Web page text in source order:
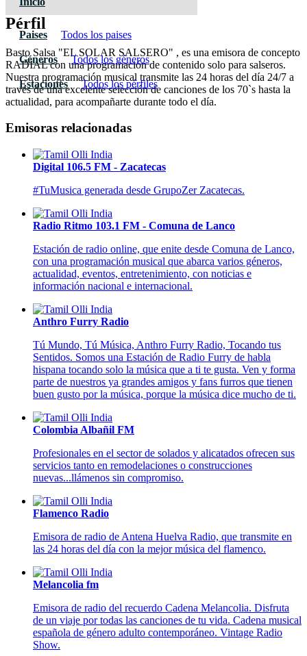
Paises Todos los paises
Géneros Todos los géneros
Estaciones Todos los pérfiles
Pérfil
Basto Salsa "EL SOLAR SALSERO" , es una emisora de concepto
RADIAL con una programación de contenido solo para salseros.
Nuestra programación musical transmite las 24 horas del día 24/7 a
través de una excelente selección de canciones de los 70`s hasta la
actualidad, para acompañarte durante todo el día.
Emisoras relacionadas
Digital 106.5 FM - Zacatecas
#TuMusica generada desde GrupoZer Zacatecas.
Radio Ritmo 103.1 FM - Comuna de Lanco
Estación de radio online, que enite desde Comuna de Lanco,
con una programación musical que abarca varios géneros,
actualidad, eventos, entretenimiento, con noticias e
información nacional e internacional.
Anthro Furry Radio
Tú Mundo, Tú Música, Anthro Furry Radio, Tocando tus
Sentidos. Somos una Estación de Radio Furry de habla
hispana tocando solo la música que a ti te gusta. Ven y forma
parte de nuestros ya grandes amigos y fans furros que tienen
buen gusto por la música, porque la música dice mucho de ti.
Colombia Albañil FM
Profesionales en el sector de solados y alicatados ofrecen sus
servicios tanto en remodelaciones o construcciones
nuevas...llámenos sin compromiso.
Flamenco Radio
Emisora de radio de Antena Huelva Radio, que transmite en
las 24 horas del día con la mejor música del flamenco.
Melancolia fm
Emisora de radio del recuerdo Cadena Melancolia. Disfruta
de un viaje por todas las canciones de tu vida. Cadena musical
española de género adulto contemporáneo. Vintage Radio
Show.